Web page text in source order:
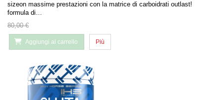
sizeon massime prestazioni con la matrice di carboidrati outlast!
formula di…
80,00 €
Aggiungi al carrello Più